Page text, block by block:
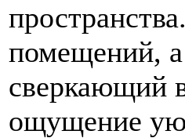
помещений, а
сверкающий
ощущение